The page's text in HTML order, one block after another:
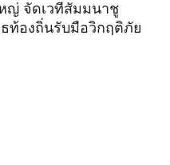
ญ่ จัดเวทีสัมมนาชู
ท้องถิ่นรับมือวิกฤติภัย